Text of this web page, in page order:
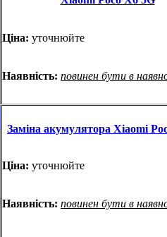
Ціна: уточнюйте
Наявність: повинен бути в
Заміна акумулятора Xiaomi
Ціна: уточнюйте
Наявність: повинен бути в